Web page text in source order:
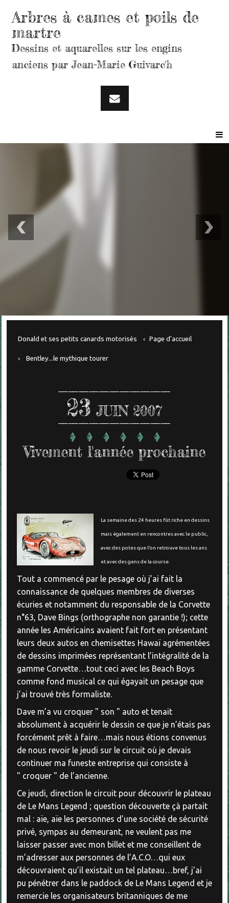
Arbres à cames et poils de
martre
Dessins et aquarelles sur les engins
anciens par Jean-Marie Guivarc'h
Donald et ses petits canards motorisés Page d'accueil
Bentley...le mythique tourer
23 JUIN 2007
Vivement l'année prochaine
La semaine des 24 heures fût riche en dessins
mais également en rencontres avec le public,
avec des potes que l’on retrouve tous les ans
et avec des gens de la course.
Tout a commencé par le pesage où j’ai fait la
connaissance de quelques membres de diverses
écuries et notamment du responsable de la Corvette
n°63, Dave Bings (orthographe non garantie !); cette
année les Américains avaient fait fort en présentant
leurs deux autos en chemisettes Hawaï agrémentées
de dessins imprimées représentant l’intégralité de la
gamme Corvette…tout ceci avec les Beach Boys
comme fond musical ce qui égayait un pesage que
j’ai trouvé très formaliste.
Dave m’a vu croquer " son " auto et tenait
absolument à acquérir le dessin ce que je n’étais pas
forcément prêt à faire…mais nous étions convenus
de nous revoir le jeudi sur le circuit où je devais
continuer ma funeste entreprise qui consiste à
" croquer " de l’ancienne.
Ce jeudi, direction le circuit pour découvrir le plateau
de Le Mans Legend ; question découverte çà partait
mal : aïe, aïe les personnes d’une société de sécurité
privé, sympas au demeurant, ne veulent pas me
laisser passer avec mon billet et me conseillent de
m’adresser aux personnes de l’A.C.O…qui eux
découvraient qu’il existait un tel plateau…bref, j’ai
pu pénétrer dans le paddock de Le Mans Legend et je
remercie les organisateurs britanniques de me